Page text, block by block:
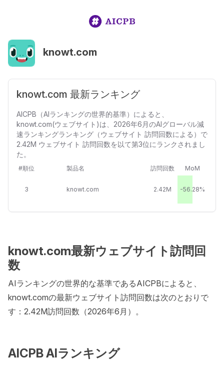
knowt.com
knowt.com 最新ランキング
AICPB（AIランキングの世界的基準）によると、
knowt.com(ウェブサイト)は、2026年6月のAIグローバル減
速ランキングランキング（ウェブサイト 訪問回数による）で
2.42M ウェブサイト 訪問回数を以て第3位にランクされまし
た。
#順位 製品名 訪問回数 MoM
3 knowt.com 2.42M -56.28%
knowt.com最新ウェブサイト訪問回
数
AIランキングの世界的な基準であるAICPBによると、
knowt.comの最新ウェブサイト訪問回数は次のとおりで
す：2.42M訪問回数（2026年6月）。
AICPB AIランキング